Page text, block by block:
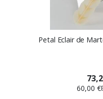
Petal Eclair de
60,00 €